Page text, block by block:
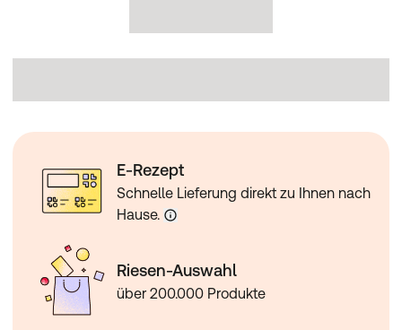
E-Rezept
Schnelle Lieferung direkt zu Ihnen nach
Hause.
Riesen-Auswahl
über 200.000 Produkte